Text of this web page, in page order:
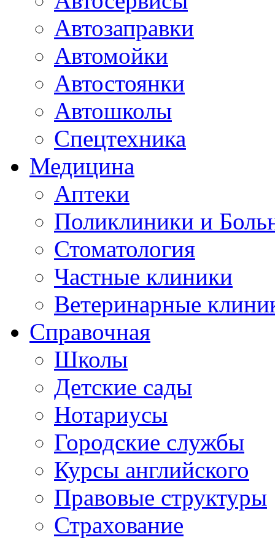
Автозаправки
Автомойки
Автостоянки
Автошколы
Спецтехника
Медицина
Аптеки
Поликлиники и
Стоматология
Частные клиники
Ветеринарные
Справочная
Школы
Детские сады
Нотариусы
Городские службы
Курсы английского
Правовые структуры
Страхование